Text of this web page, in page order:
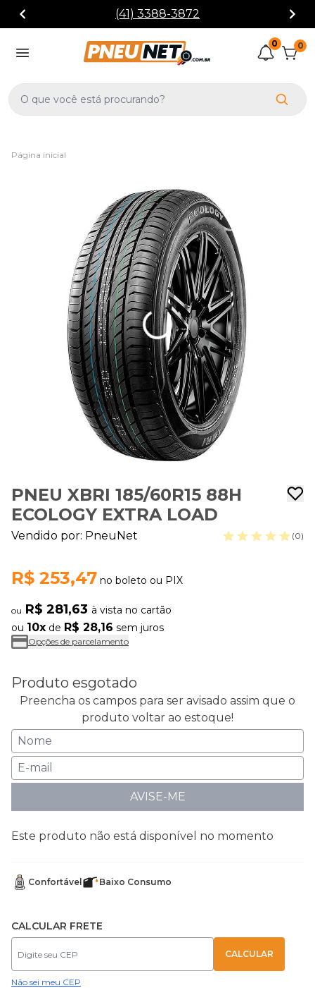
(41) 3388-3872
0 0
Página inicial
PNEU XBRI 185/60R15 88H
ECOLOGY EXTRA LOAD
Vendido por: PneuNet (0)
R$ 253,47 no boleto ou PIX
ou R$ 281,63 à vista no cartão
ou 10x de R$ 28,16 sem juros
Opções de parcelamento
Produto esgotado
Preencha os campos para ser avisado assim que o
produto voltar ao estoque!
AVISE-ME
Este produto não está disponível no momento
Confortável Baixo Consumo
CALCULAR FRETE
Não sei meu CEP